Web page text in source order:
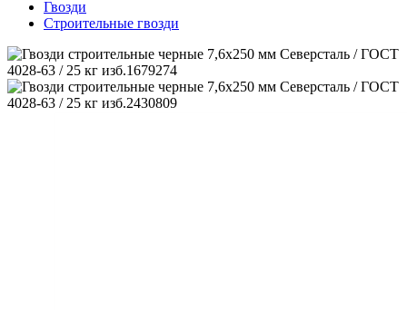
Гвозди
Строительные гвозди